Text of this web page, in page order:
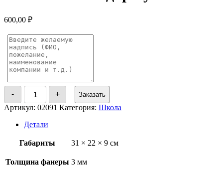
600,00 ₽
-
Количество
товара
Вечный
календарь
учителю
+ Заказать
Артикул: 02091 Категория: Школа
Детали
Габариты 31 × 22 × 9 см
Толщина фанеры 3 мм